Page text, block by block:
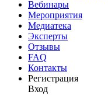
Вебинары
Мероприятия
Медиатека
Эксперты
Отзывы
FAQ
Контакты
Регистрация
Вход